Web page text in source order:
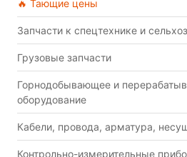
🔥 Тающие цены
Запчасти к спецтехнике и
Грузовые запчасти
Горнодобывающее и
оборудование
Кабели, провода, арматура,
Контрольно-измерительные